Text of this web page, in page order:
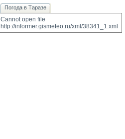
Погода в Таразе
Cannot open file
http://informer.gismeteo.ru/xml/38341_1.xml